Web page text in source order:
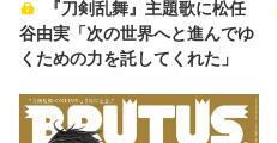
『刀剣乱舞』主題歌に松任
谷由実「次の世界へと進んでゆ
くための力を託してくれた」